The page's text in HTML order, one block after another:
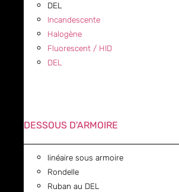
DEL
Incandescente
Halogène
Fluorescent / HID
DEL
DESSOUS D'ARMOIRE
linéaire sous armoire
Rondelle
Ruban au DEL